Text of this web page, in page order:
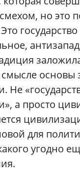
но это
государство
основы
Не
а просто
для
угодно